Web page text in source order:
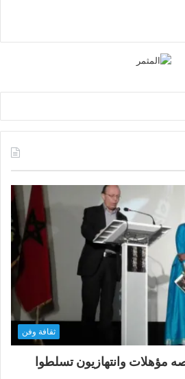
ثقافة وفن
مؤهلات وانتهازيون تسلطوا